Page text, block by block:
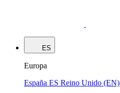
ES
Europa
España ES Reino Unido (EN)